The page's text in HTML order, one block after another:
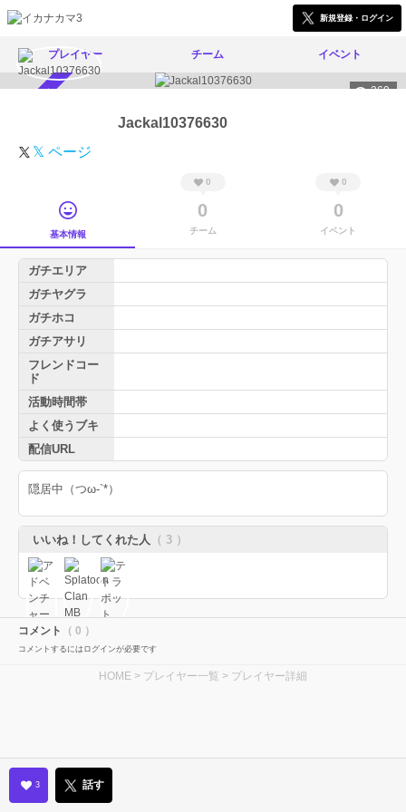
新規登録・ログイン
プレイヤー チーム イベント
269
Jackal10376630
𝕏 ページ
基本情報
0
0
チーム
0
0
イベント
ガチエリア
ガチヤグラ
ガチホコ
ガチアサリ
フレンドコー
ド
活動時間帯
よく使うブキ
配信URL
隠居中（つω-`*）
いいね！してくれた人 （ 3 ）
コメント （ 0 ）
コメントするにはログインが必要です
HOME > プレイヤー一覧 > プレイヤー詳細
3 話す